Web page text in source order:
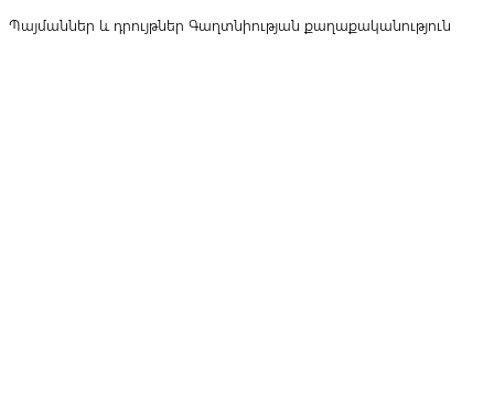
Պայմաններ և դրույթներ Գաղտնիության քաղաքականություն